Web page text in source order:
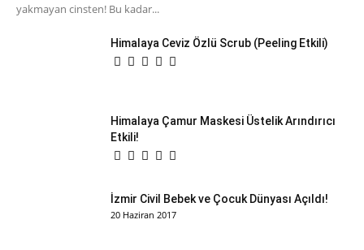
yakmayan cinsten! Bu kadar...
Himalaya Ceviz Özlü Scrub (Peeling Etkili)
Himalaya Çamur Maskesi Üstelik Arındırıcı
Etkili!
İzmir Civil Bebek ve Çocuk Dünyası Açıldı!
20 Haziran 2017